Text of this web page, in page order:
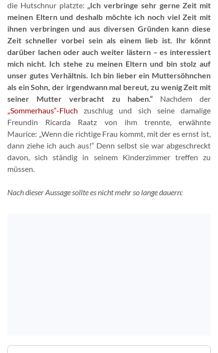
die Hutschnur platzte: „Ich verbringe sehr gerne Zeit mit
meinen Eltern und deshalb möchte ich noch viel Zeit mit
ihnen verbringen und aus diversen Gründen kann diese
Zeit schneller vorbei sein als einem lieb ist. Ihr könnt
darüber lachen oder auch weiter lästern – es interessiert
mich nicht. Ich stehe zu meinen Eltern und bin stolz auf
unser gutes Verhältnis. Ich bin lieber ein Muttersöhnchen
als ein Sohn, der irgendwann mal bereut, zu wenig Zeit mit
seiner Mutter verbracht zu haben.“Nachdem der
„Sommerhaus“-Fluch zuschlug und sich seine damalige
Freundin Ricarda Raatz von ihm trennte, erwähnte
Maurice: „Wenn die richtige Frau kommt, mit der es ernst ist,
dann ziehe ich auch aus!“ Denn selbst sie war abgeschreckt
davon, sich ständig in seinem Kinderzimmer treffen zu
müssen.
Nach dieser Aussage sollte es nicht mehr so lange dauern: